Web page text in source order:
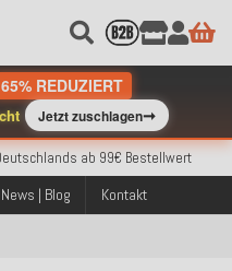
65% REDUZIERT
Jetzt zuschlagen➞
ab 99€ Bestellwert
Bestellungen
PayPal & Amazon Pay
ab 99€ Bestellwert
Bestellungen
PayPal & Amazon Pay
ab 99€ Bestellwert
News | Blog Kontakt